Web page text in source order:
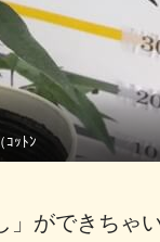
ｺｯﾄﾝ
」ができちゃ